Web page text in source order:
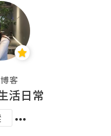
客
活日常